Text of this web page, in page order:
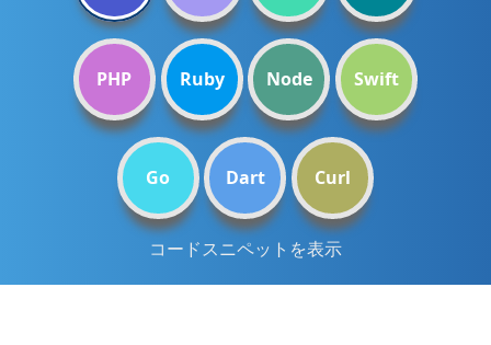
PHP Ruby Node Swift
Go Dart Curl
コードスニペットを表示